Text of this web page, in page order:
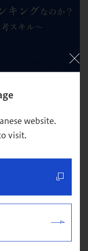
website.
visit.
とは？身につける方